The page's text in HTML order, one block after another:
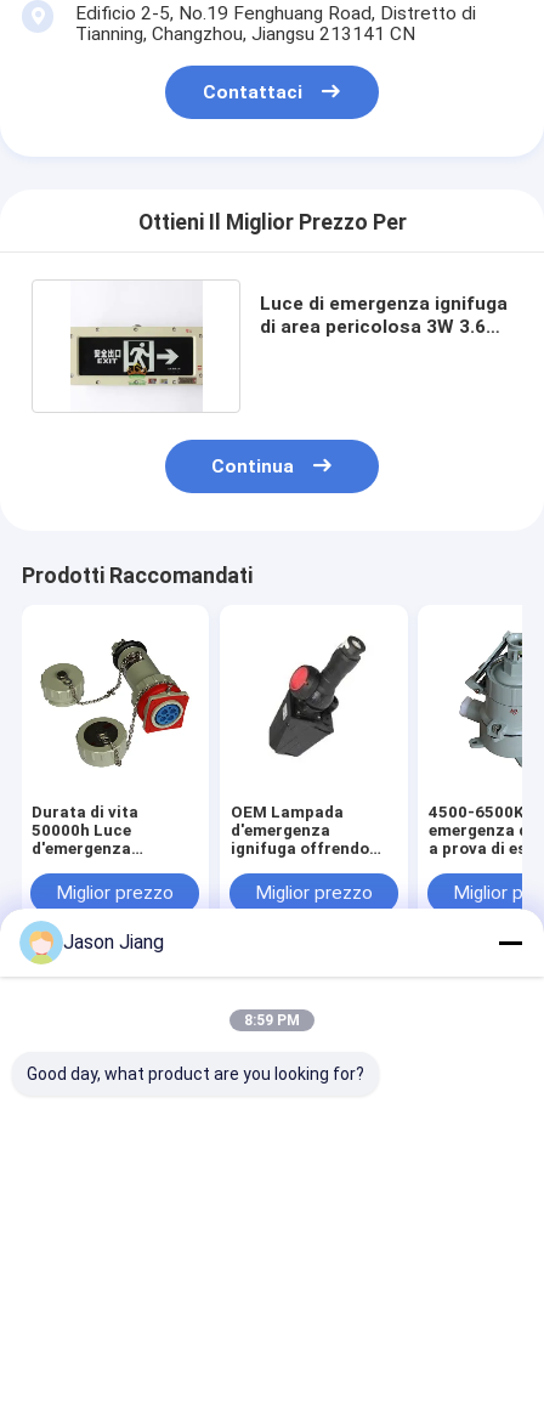
Edificio 2-5, No.19 Fenghuang Road, Distretto di
Tianning, Changzhou, Jiangsu 213141 CN
Contattaci
Ottieni Il Miglior Prezzo Per
Luce di emergenza ignifuga
di area pericolosa 3W 3.6V
Continua
Prodotti Raccomandati
Durata di vita
50000h Luce
d'emergenza
certificata per il
montaggio a parete e
soffitto adatta
all'illuminazione
delle zone pericolose
e alla conformità
Miglior prezzo
OEM Lampada
d'emergenza
ignifuga offrendo
per il montaggio a
soffitto di parete in
Miglior prezzo
4500-6500K
emergenza di
a prova di
industriali
pericolose
Illuminazione
uscita di
Miglior
Casa Circa noi Contattaci
Desktop Site
Mappa del sito
Privacy Policy
Reserved.
Jason Jiang
8:59 PM
Good day, what product are you looking for?